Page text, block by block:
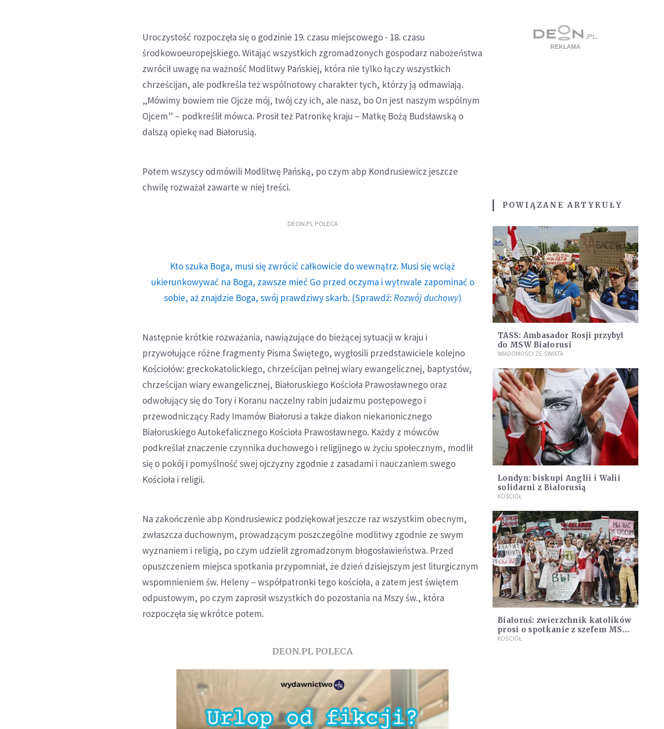
Uroczystość rozpoczęła się o godzinie 19. czasu miejscowego - 18. czasu
środkowoeuropejskiego. Witając wszystkich zgromadzonych gospodarz nabożeństwa
zwrócił uwagę na ważność Modlitwy Pańskiej, która nie tylko łączy wszystkich
chrześcijan, ale podkreśla też wspólnotowy charakter tych, którzy ją odmawiają.
„Mówimy bowiem nie Ojcze mój, twój czy ich, ale nasz, bo On jest naszym wspólnym
Ojcem” – podkreślił mówca. Prosił też Patronkę kraju – Matkę Bożą Budsławską o
dalszą opiekę nad Białorusią.
Potem wszyscy odmówili Modlitwę Pańską, po czym abp Kondrusiewicz jeszcze
chwilę rozważał zawarte w niej treści.
DEON.PL POLECA
Kto szuka Boga, musi się zwrócić całkowicie do wewnątrz. Musi się wciąż
ukierunkowywać na Boga, zawsze mieć Go przed oczyma i wytrwale zapominać o
sobie, aż znajdzie Boga, swój prawdziwy skarb. (Sprawdź: Rozwój duchowy)
Następnie krótkie rozważania, nawiązujące do bieżącej sytuacji w kraju i
przywołujące różne fragmenty Pisma Świętego, wygłosili przedstawiciele kolejno
Kościołów: greckokatolickiego, chrześcijan pełnej wiary ewangelicznej, baptystów,
chrześcijan wiary ewangelicznej, Białoruskiego Kościoła Prawosławnego oraz
odwołujący się do Tory i Koranu naczelny rabin judaizmu postępowego i
przewodniczący Rady Imamów Białorusi a także diakon niekanonicznego
Białoruskiego Autokefalicznego Kościoła Prawosławnego. Każdy z mówców
podkreślał znaczenie czynnika duchowego i religijnego w życiu społecznym, modlił
się o pokój i pomyślność swej ojczyzny zgodnie z zasadami i nauczaniem swego
Kościoła i religii.
Na zakończenie abp Kondrusiewicz podziękował jeszcze raz wszystkim obecnym,
zwłaszcza duchownym, prowadzącym poszczególne modlitwy zgodnie ze swym
wyznaniem i religią, po czym udzielił zgromadzonym błogosławieństwa. Przed
opuszczeniem miejsca spotkania przypomniał, że dzień dzisiejszym jest liturgicznym
wspomnieniem św. Heleny – współpatronki tego kościoła, a zatem jest świętem
odpustowym, po czym zaprosił wszystkich do pozostania na Mszy św., która
rozpoczęła się wkrótce potem.
DEON.PL POLECA
POWIĄZANE ARTYKUŁY
TASS: Ambasador Rosji przybył
do MSW Białorusi
WIADOMOŚCI ZE ŚWIATA
Londyn: biskupi Anglii i Walii
solidarni z Białorusią
KOŚCIÓŁ
Białoruś: zwierzchnik katolików
prosi o spotkanie z szefem MSW
w związku z zatrzymaniami
KOŚCIÓŁ